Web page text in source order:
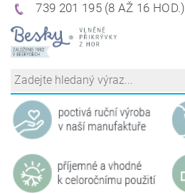
739 201 195 (8 AŽ 16 HOD.)